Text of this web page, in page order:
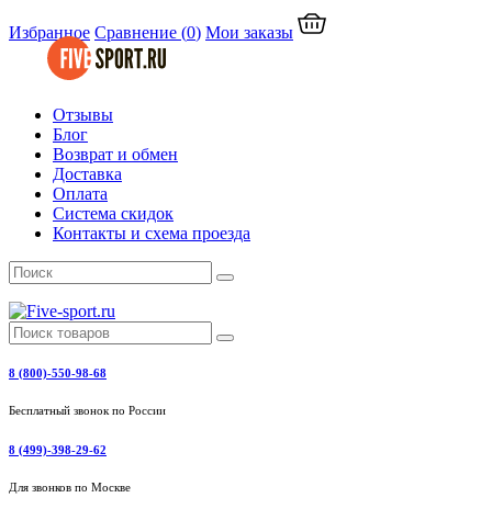
Избранное Сравнение (0) Мои заказы
Отзывы
Блог
Возврат и обмен
Доставка
Оплата
Система скидок
Контакты и схема проезда
8 (800)-550-98-68
Бесплатный звонок по России
8 (499)-398-29-62
Для звонков по Москве